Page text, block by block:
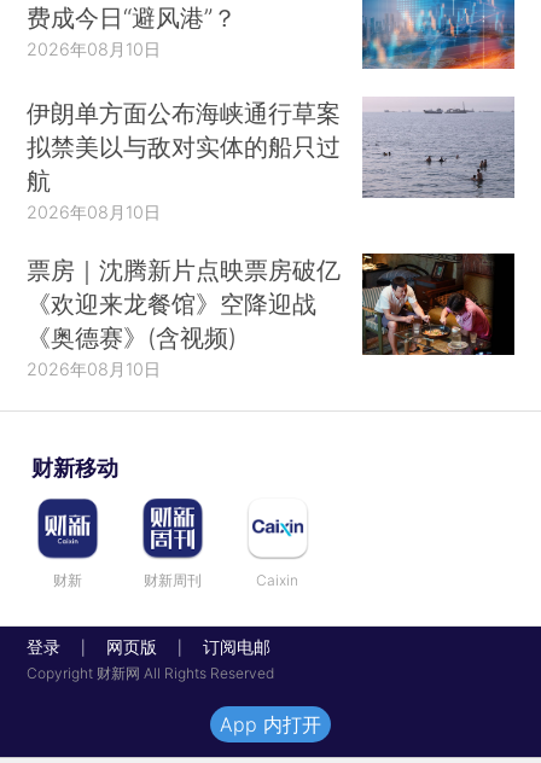
费成今日“避风港”？
2026年08月10日
伊朗单方面公布海峡通行草案
拟禁美以与敌对实体的船只过
航
2026年08月10日
票房｜沈腾新片点映票房破亿
《欢迎来龙餐馆》空降迎战
《奥德赛》(含视频)
2026年08月10日
财新移动
财新 财新周刊 Caixin
登录 网页版 订阅电邮
Copyright 财新网 All Rights Reserved
App 内打开